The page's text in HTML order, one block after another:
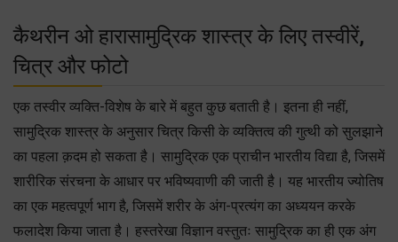
कैथरीन ओ हारासामुद्रिक शास्त्र के लिए तस्वीरें,
चित्र और फोटो
एक तस्वीर व्यक्ति-विशेष के बारे में बहुत कुछ बताती है। इतना ही नहीं,
सामुद्रिक शास्त्र के अनुसार चित्र किसी के व्यक्तित्व की गुत्थी को सुलझाने
का पहला क़दम हो सकता है। सामुद्रिक एक प्राचीन भारतीय विद्या है, जिसमें
शारीरिक संरचना के आधार पर भविष्यवाणी की जाती है। यह भारतीय ज्योतिष
का एक महत्वपूर्ण भाग है, जिसमें शरीर के अंग-प्रत्यंग का अध्ययन करके
फलादेश किया जाता है। हस्तरेखा विज्ञान वस्तुतः सामुद्रिक का ही एक अंग